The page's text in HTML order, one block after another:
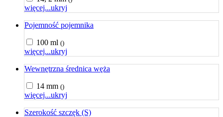
więcej...ukryj
Pojemność pojemnika
100 ml ()
więcej...ukryj
Wewnętrzna średnica węża
14 mm ()
więcej...ukryj
Szerokość szczęk (S)